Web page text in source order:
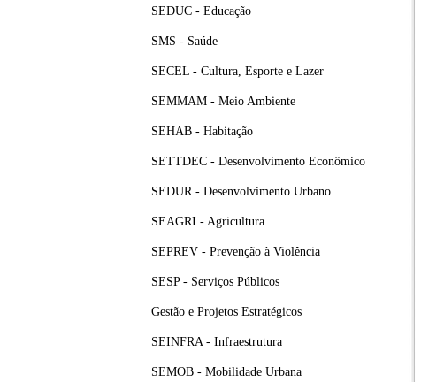
SEDUC - Educação
SMS - Saúde
SECEL - Cultura, Esporte e Lazer
SEMMAM - Meio Ambiente
SEHAB - Habitação
SETTDEC - Desenvolvimento Econômico
SEDUR - Desenvolvimento Urbano
SEAGRI - Agricultura
SEPREV - Prevenção à Violência
SESP - Serviços Públicos
Gestão e Projetos Estratégicos
SEINFRA - Infraestrutura
SEMOB - Mobilidade Urbana